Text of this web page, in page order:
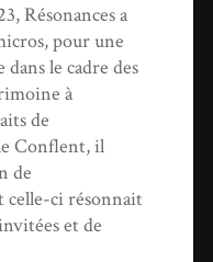
Résonances a
pour une
le cadre des
à
de
Conflent, il
de
celle-ci résonnait
et de